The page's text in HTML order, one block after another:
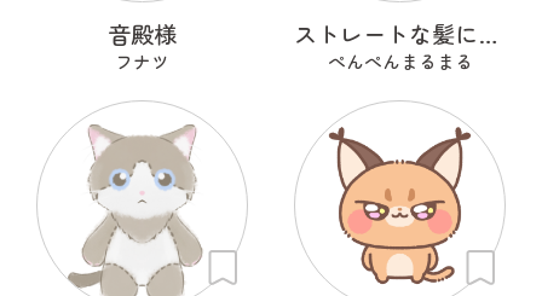
音殿様
フナツ
ストレートな髪に憧れるひつじ
ぺんぺんまるまる